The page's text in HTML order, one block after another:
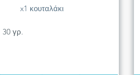
x1 κουταλάκι
30 γρ.